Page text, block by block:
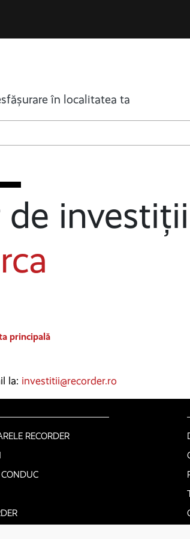
în localitatea ta
principală
la: investitii@recorder.ro
RECORDER